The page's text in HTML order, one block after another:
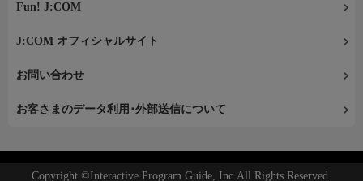
Fun! J:COM
J:COM オフィシャルサイト
お問い合わせ
お客さまのデータ利用･外部送信について
Copyright ©Interactive Program Guide, Inc.All Rights Reserved.